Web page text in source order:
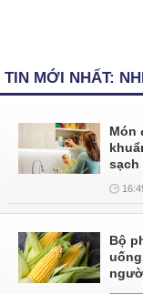
TIN MỚI NHẤT:
Món
sạch
Bộ